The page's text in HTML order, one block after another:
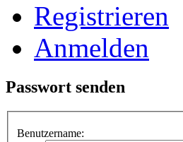
Registrieren
Anmelden
Passwort senden
Benutzername: